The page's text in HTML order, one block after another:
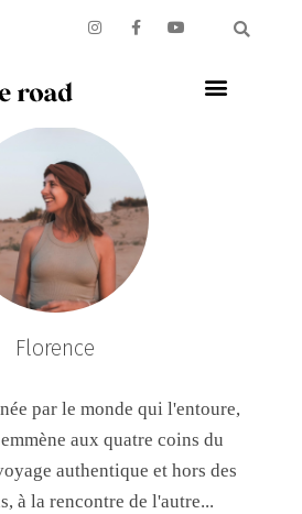
Florence
par le monde qui l'entoure,
aux quatre coins du
authentique et hors des
à la rencontre de l'autre...